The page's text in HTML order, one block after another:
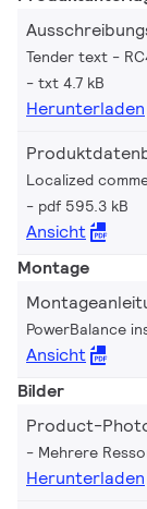
Tender text -
txt 4.7 kB
Herunterladen
Localized
pdf 595.3 kB
Ansicht
Montage
PowerBalance
Ansicht
Bilder
Product-
Mehrere
Herunterladen